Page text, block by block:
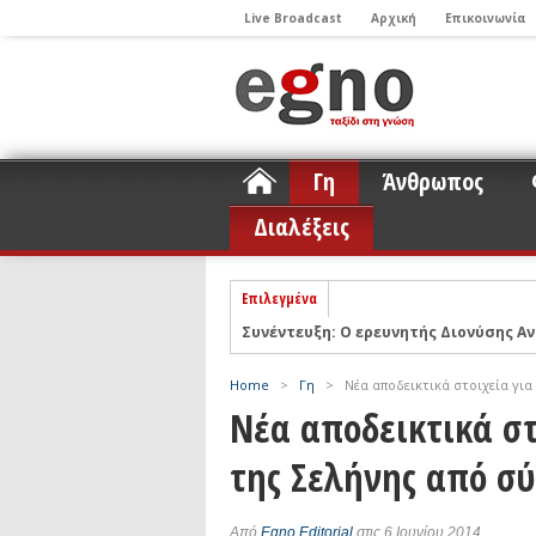
Live Broadcast Αρχική Επικοινωνία
Γη Άνθρωπος
Διαλέξεις
Επιλεγμένα
ΝΕLIOTA: Το ερευνητικό
Σελήνη
Podcast: Ο Διονύσης Σιμόπουλος
Άρθρο με αφορμή το Nobel Φυσικής
Συνέντευξη: Το ελληνικό
Συνέντευξη: Ο ερευνητής
Home > Γη > Νέα αποδεικτικά στοιχεία
Νέα αποδεικτικά
της Σελήνης από
Από Egno Editorial στις 6 Ιουνίου 2014